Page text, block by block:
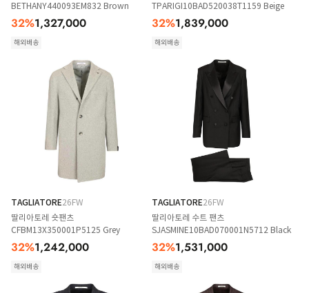
BETHANY440093EM832 Brown
32%1,327,000
해외배송
TPARIGI10BAD520038T1159 Beige
32%1,839,000
해외배송
TAGLIATORE26FW
딸리아토레 숏팬츠
CFBM13X350001P5125 Grey
32%1,242,000
해외배송
TAGLIATORE26FW
딸리아토레 수트 팬츠
SJASMINE10BAD070001N5712 Black
32%1,531,000
해외배송